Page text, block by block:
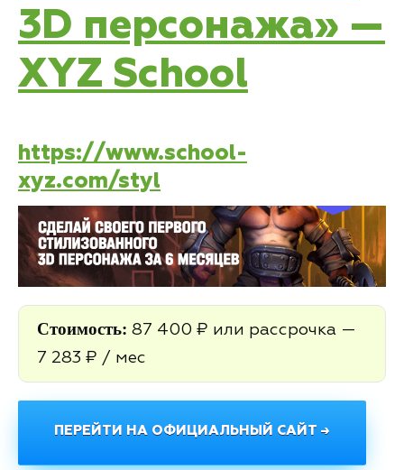
3D персонажа» —
XYZ School
https://www.school-
xyz.com/styl
Стоимость: 87 400 ₽ или рассрочка —
7 283 ₽ / мес
ПЕРЕЙТИ НА ОФИЦИАЛЬНЫЙ САЙТ →